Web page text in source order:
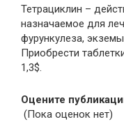
Тетрациклин –
назначаемое для
фурункулеза,
Приобрести
1,3$.
Оцените
(Пока оценок нет)